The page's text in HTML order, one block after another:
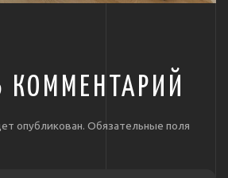
КОММЕНТАРИЙ
опубликован. Обязательные поля